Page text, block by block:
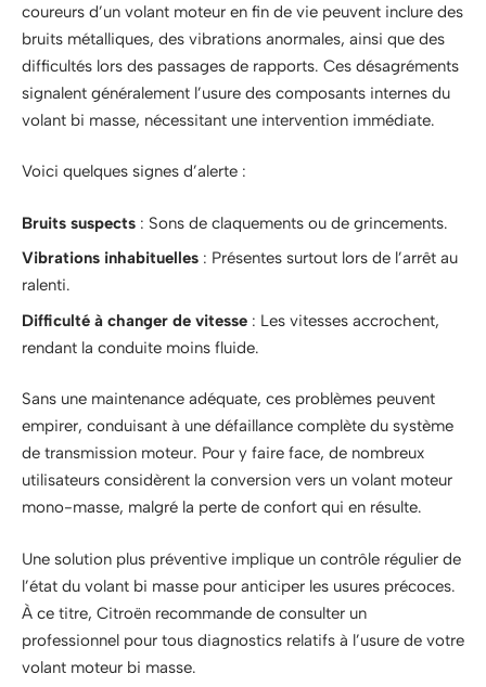
coureurs d’un volant moteur en fin de vie peuvent inclure des
bruits métalliques, des vibrations anormales, ainsi que des
difficultés lors des passages de rapports. Ces désagréments
signalent généralement l’usure des composants internes du
volant bi masse, nécessitant une intervention immédiate.
Voici quelques signes d’alerte :
Bruits suspects : Sons de claquements ou de grincements.
Vibrations inhabituelles : Présentes surtout lors de l’arrêt au
ralenti.
Difficulté à changer de vitesse : Les vitesses accrochent,
rendant la conduite moins fluide.
Sans une maintenance adéquate, ces problèmes peuvent
empirer, conduisant à une défaillance complète du système
de transmission moteur. Pour y faire face, de nombreux
utilisateurs considèrent la conversion vers un volant moteur
mono-masse, malgré la perte de confort qui en résulte.
Une solution plus préventive implique un contrôle régulier de
l’état du volant bi masse pour anticiper les usures précoces.
À ce titre, Citroën recommande de consulter un
professionnel pour tous diagnostics relatifs à l’usure de votre
volant moteur bi masse.